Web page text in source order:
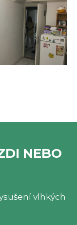
NEBO
vlhkých